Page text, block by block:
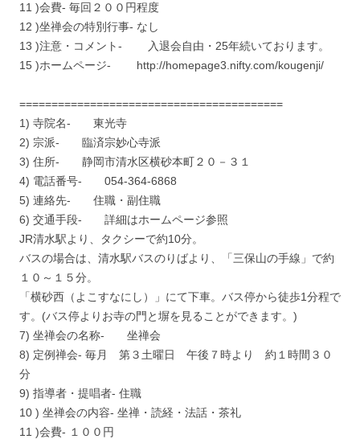
11 )会費- 毎回２００円程度
12 )坐禅会の特別行事- なし
13 )注意・コメント- 入退会自由・25年続いております。
15 )ホームページ- http://homepage3.nifty.com/kougenji/
=========================================
1) 寺院名- 東光寺
2) 宗派- 臨済宗妙心寺派
3) 住所- 静岡市清水区横砂本町２０－３１
4) 電話番号- 054-364-6868
5) 連絡先- 住職・副住職
6) 交通手段- 詳細はホームページ参照
JR清水駅より、タクシーで約10分。
バスの場合は、清水駅バスのりばより、「三保山の手線」で約
１０～１５分。
「横砂西（よこすなにし）」にて下車。バス停から徒歩1分程で
す。(バス停よりお寺の門と塀を見ることができます。)
7) 坐禅会の名称- 坐禅会
8) 定例禅会- 毎月 第３土曜日 午後７時より 約１時間３０
分
9) 指導者・提唱者- 住職
10 ) 坐禅会の内容- 坐禅・読経・法話・茶礼
11 )会費- １００円